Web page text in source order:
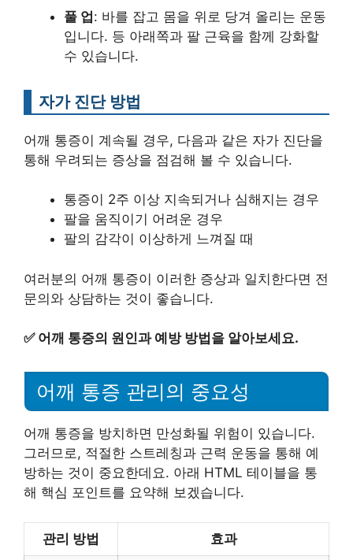
풀 업: 바를 잡고 몸을 위로 당겨 올리는 운동
입니다. 등 아래쪽과 팔 근육을 함께 강화할
수 있습니다.
자가 진단 방법
어깨 통증이 계속될 경우, 다음과 같은 자가 진단을
통해 우려되는 증상을 점검해 볼 수 있습니다.
통증이 2주 이상 지속되거나 심해지는 경우
팔을 움직이기 어려운 경우
팔의 감각이 이상하게 느껴질 때
여러분의 어깨 통증이 이러한 증상과 일치한다면 전
문의와 상담하는 것이 좋습니다.
✅ 어깨 통증의 원인과 예방 방법을 알아보세요.
어깨 통증 관리의 중요성
어깨 통증을 방치하면 만성화될 위험이 있습니다.
그러므로, 적절한 스트레칭과 근력 운동을 통해 예
방하는 것이 중요한데요. 아래 HTML 테이블을 통
해 핵심 포인트를 요약해 보겠습니다.
관리 방법 효과